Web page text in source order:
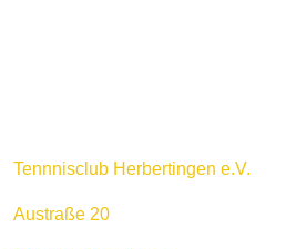
Tennnisclub Herbertingen e.V.
Austraße 20